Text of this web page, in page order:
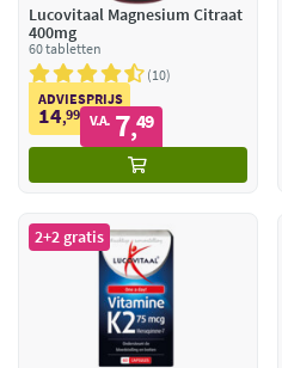
Lucovitaal Magnesium Citraat
400mg
60 tabletten
10
ADVIESPRIJS
14,99 V.A. 7,49
2+2 gratis